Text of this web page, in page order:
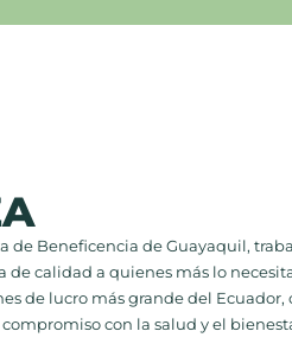
de Beneficencia de Guayaquil,
calidad a quienes más lo
de lucro más grande del Ecuador,
con la salud y el